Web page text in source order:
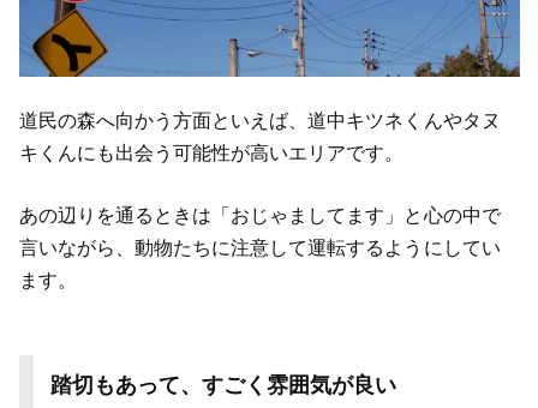
道民の森へ向かう方面といえば、道中キツネくんやタヌ
キくんにも出会う可能性が高いエリアです。
あの辺りを通るときは「おじゃましてます」と心の中で
言いながら、動物たちに注意して運転するようにしてい
ます。
踏切もあって、すごく雰囲気が良い